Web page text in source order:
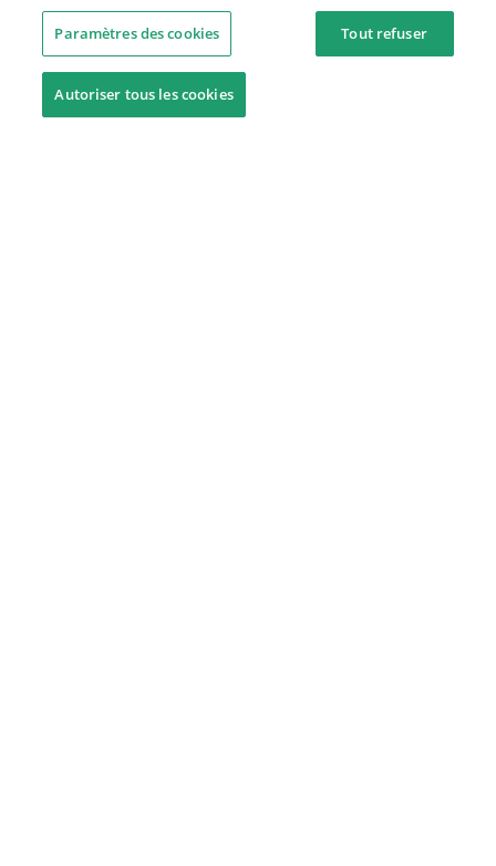
Paramètres des cookies Tout refuser
Autoriser tous les cookies